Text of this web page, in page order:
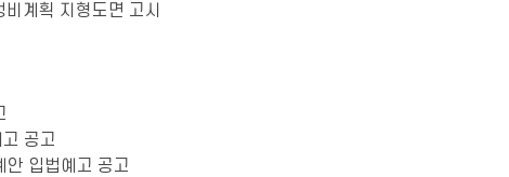
계획 지형도면 고시
공고
안 입법예고 공고